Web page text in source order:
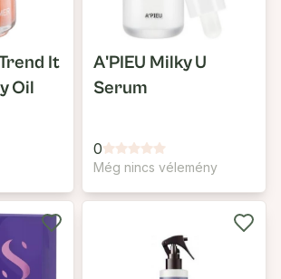
It
Oil
A'PIEU Milky U
Serum
0
Még nincs vélemény